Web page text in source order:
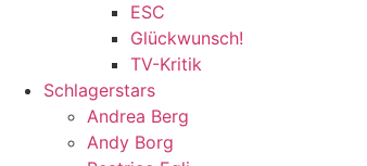
ESC
Glückwunsch!
TV-Kritik
Schlagerstars
Andrea Berg
Andy Borg